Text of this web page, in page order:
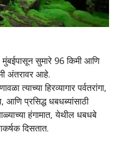
मुंबईपासून सुमारे 96 किमी आणि
अंतरावर आहे.
त्याच्या हिरव्यागार पर्वतरांगा,
आणि प्रसिद्ध धबधब्यांसाठी
हंगामात, येथील धबधबे
दिसतात.